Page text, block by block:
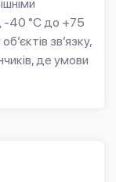
-40 °C до +75
зв’язку,
де умови